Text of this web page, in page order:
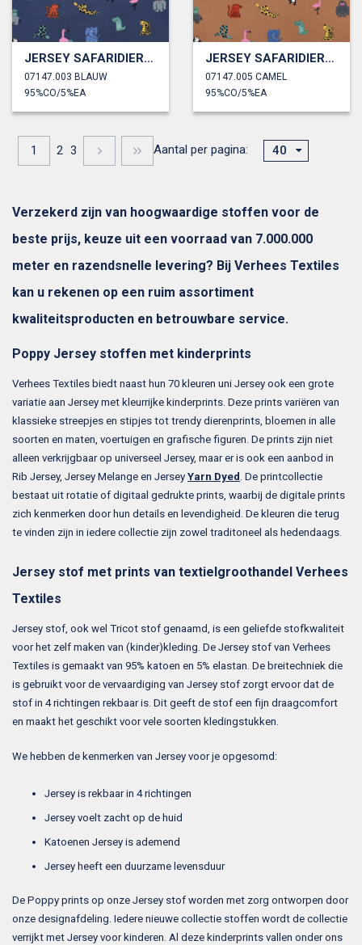
JERSEY SAFARIDIEREN
07147.003 BLAUW
95%CO/5%EA
JERSEY SAFARIDIEREN
07147.005 CAMEL
95%CO/5%EA
1 2 3 Aantal per pagina: 40
Verzekerd zijn van hoogwaardige stoffen voor de
beste prijs, keuze uit een voorraad van 7.000.000
meter en razendsnelle levering? Bij Verhees Textiles
kan u rekenen op een ruim assortiment
kwaliteitsproducten en betrouwbare service.
Poppy Jersey stoffen met kinderprints
Verhees Textiles biedt naast hun 70 kleuren uni Jersey ook een grote
variatie aan Jersey met kleurrijke kinderprints. Deze prints variëren van
klassieke streepjes en stipjes tot trendy dierenprints, bloemen in alle
soorten en maten, voertuigen en grafische figuren. De prints zijn niet
alleen verkrijgbaar op universeel Jersey, maar er is ook een aanbod in
Rib Jersey, Jersey Melange en Jersey Yarn Dyed . De printcollectie
bestaat uit rotatie of digitaal gedrukte prints, waarbij de digitale prints
zich kenmerken door hun details en levendigheid. De kleuren die terug
te vinden zijn in iedere collectie zijn zowel traditoneel als hedendaags.
Jersey stof met prints van textielgroothandel Verhees
Textiles
Jersey stof, ook wel Tricot stof genaamd, is een geliefde stofkwaliteit
voor het zelf maken van (kinder)kleding. De Jersey stof van Verhees
Textiles is gemaakt van 95% katoen en 5% elastan. De breitechniek die
is gebruikt voor de vervaardiging van Jersey stof zorgt ervoor dat de
stof in 4 richtingen rekbaar is. Dit geeft de stof een fijn draagcomfort
en maakt het geschikt voor vele soorten kledingstukken.
We hebben de kenmerken van Jersey voor je opgesomd:
Jersey is rekbaar in 4 richtingen
Jersey voelt zacht op de huid
Katoenen Jersey is ademend
Jersey heeft een duurzame levensduur
De Poppy prints op onze Jersey stof worden met zorg ontworpen door
onze designafdeling. Iedere nieuwe collectie stoffen wordt de collectie
verrijkt met Jersey voor kinderen. Al deze kinderprints vallen onder ons